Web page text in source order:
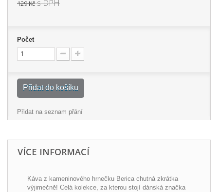
129 Kčs DPH
Počet
Přidat do košíku
Přidat na seznam přání
VÍCE INFORMACÍ
Káva z kameninového hrnečku Berica chutná zkrátka
výjimečně! Celá kolekce, za kterou stojí dánská značka